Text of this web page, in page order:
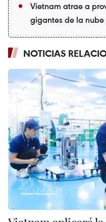
Vietnam atrae a
gigantes de la
NOTICIAS